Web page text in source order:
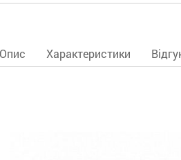
Опис Характеристики